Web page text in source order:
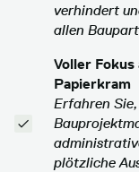
verhindert
allen
Voller
Papierkram
Erfahren
plötzliche